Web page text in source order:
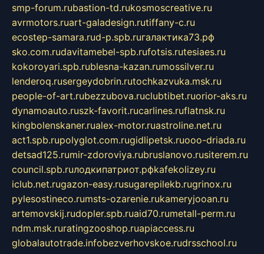
smp-forum.rubastion-td.rukosmoscreative.ru
avrmotors.ruart-galadesign.rutiffany-c.ru
ecostep-samara.rud-p.spb.ruгалактика73.рф
sko.com.rudavitamebel-spb.rufotsis.rutesiaes.ru
kokoroyari.spb.rublesna-kazan.rumossilver.ru
lenderoq.rusergeydobrin.rutochkazvuka.msk.ru
people-of-art.rubezzubova.ruclubtibet.ruorior-aks.ru
dynamoauto.ruszk-favorit.rucarlines.ruflatnsk.ru
kingbolenskaner.rualex-motor.ruastroline.net.ru
act1.spb.rupolyglot.com.rugidlipetsk.ruooo-driada.ru
detsad125.rumir-zdoroviya.rubruslanovo.rusiterem.ru
council.spb.ruлодкипатриот.рфkafekolizey.ru
iclub.net.rugazon-easy.rusugarepilekb.rugrinox.ru
pylesostineco.rumsts-ozarenie.rukameryjooan.ru
artemovskij.rudopler.spb.ruaid70.rumetall-perm.ru
ndm.msk.ruratingzooshop.ruapiaccess.ru
globalautotrade.infobezverhovskoe.rudrsschool.ru